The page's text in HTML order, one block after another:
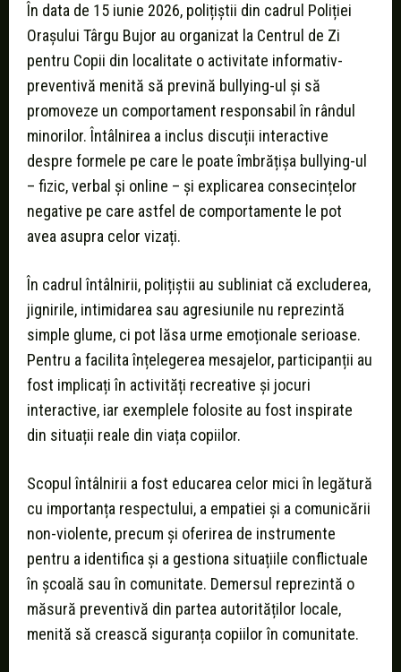
În data de 15 iunie 2026, polițiștii din cadrul Poliției
Orașului Târgu Bujor au organizat la Centrul de Zi
pentru Copii din localitate o activitate informativ-
preventivă menită să prevină bullying-ul și să
promoveze un comportament responsabil în rândul
minorilor. Întâlnirea a inclus discuții interactive
despre formele pe care le poate îmbrățișa bullying-ul
– fizic, verbal și online – și explicarea consecințelor
negative pe care astfel de comportamente le pot
avea asupra celor vizați.
În cadrul întâlnirii, polițiștii au subliniat că excluderea,
jignirile, intimidarea sau agresiunile nu reprezintă
simple glume, ci pot lăsa urme emoționale serioase.
Pentru a facilita înțelegerea mesajelor, participanții au
fost implicați în activități recreative și jocuri
interactive, iar exemplele folosite au fost inspirate
din situații reale din viața copiilor.
Scopul întâlnirii a fost educarea celor mici în legătură
cu importanța respectului, a empatiei și a comunicării
non-violente, precum și oferirea de instrumente
pentru a identifica și a gestiona situațiile conflictuale
în școală sau în comunitate. Demersul reprezintă o
măsură preventivă din partea autorităților locale,
menită să crească siguranța copiilor în comunitate.